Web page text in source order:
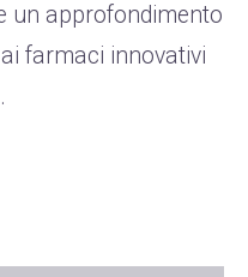
un approfondimento
farmaci innovativi